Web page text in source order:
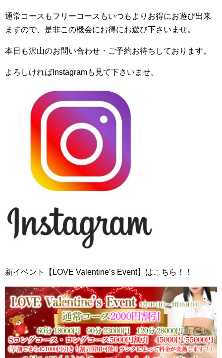
通常コースもフリーコースもいつもよりお得にお遊び出来
ますので、是非この機会にお得にお遊び下さいませ。
本日も沢山のお問い合わせ・ご予約お待ちしております。
よろしければInstagramも見て下さいませ。
新イベント【LOVE Valentine’s Event】はこちら！！